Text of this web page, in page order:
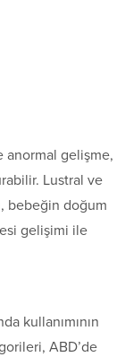
anormal gelişme,
Lustral ve
bebeğin doğum
gelişimi ile
kullanımının
ABD’de